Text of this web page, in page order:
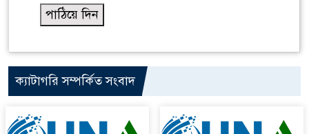
ক্যাটাগরি সম্পর্কিত সংবাদ